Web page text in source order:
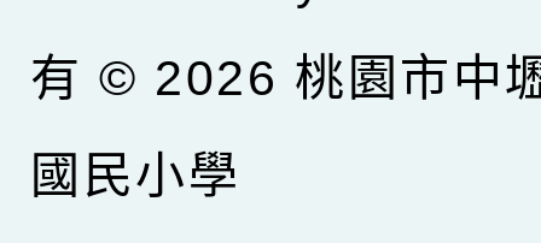
有 © 2026 桃園市中
國民小學